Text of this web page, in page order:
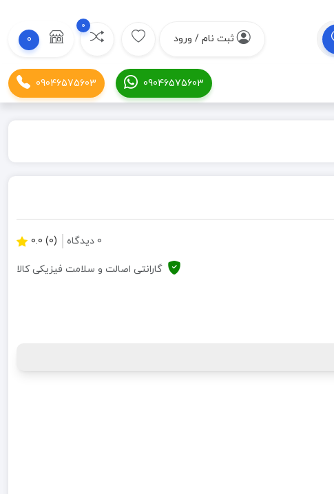
ثبت نام / ورود
0
0
09046575603
09046575603
0 دیدگاه (0) 0.0
گارانتی اصالت و سلامت فیزیکی کالا